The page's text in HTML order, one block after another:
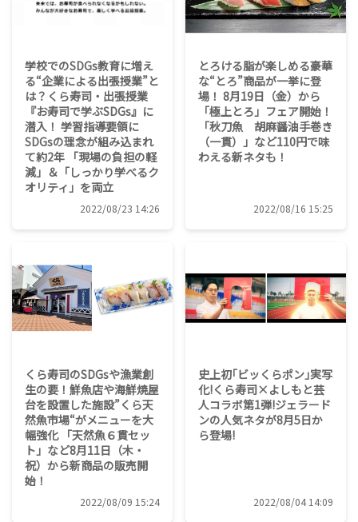
学校でのSDGs教育に増え
る“企業による出張授業”と
は？くら寿司・出張授業
『お寿司で学ぶSDGs』に
潜入！ 学習指導要領に
SDGsの理念が組み込まれ
て約2年 「現場の負担の軽
減」＆「しっかり学べるク
オリティ」を両立
2022/08/23 14:26
とろける脂が楽しめる豪華
な“とろ”商品が一挙に登
場！ 8月19日（金）から
「極上とろ」フェア開始！
「秋刀魚 胡麻醤油手巻き
（一貫）」など110円で味
わえる新ネタも！
2022/08/16 15:25
くら寿司のSDGsや漁業創
生の要！鮮魚店や海鮮焼屋
台を設置した施設”くら天
然魚市場“がメニューを大
幅強化 「天然魚６貫セッ
ト」など8月11日（木・
祝）から新商品の販売開
始！
2022/08/09 15:24
史上初｢ビッくらポン｣実写
化!くら寿司×よしもと芸
人コラボ第1弾!ジェラード
ンの人気ネタが8月5日か
ら登場!
2022/08/04 14:09